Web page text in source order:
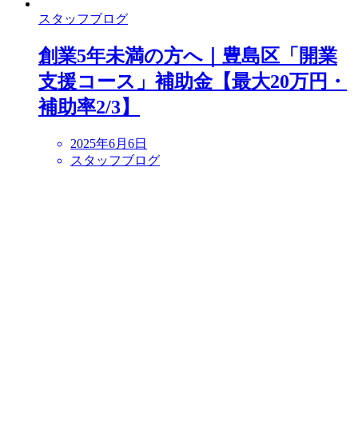
スタッフブログ
創業5年未満の方へ｜豊島区「開業
支援コース」補助金【最大20万円・
補助率2/3】
2025年6月6日
スタッフブログ